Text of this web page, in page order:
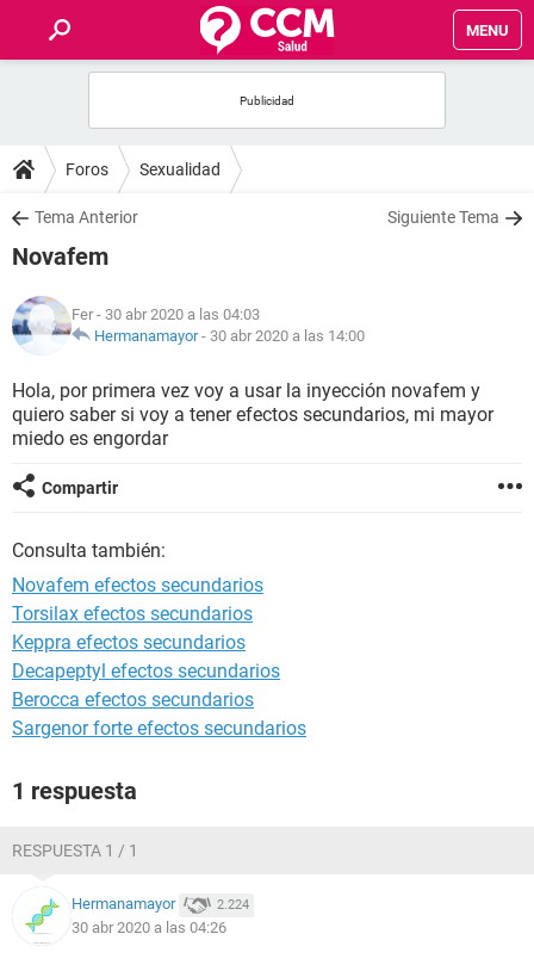
MENU
FOROS
SALUD
NUTRICIÓN
BIENESTAR
Foros Sexualidad
Tema Anterior Siguiente Tema
Novafem
Fer - 30 abr 2020 a las 04:03
Hermanamayor- 30 abr 2020 a las 14:00
Hola, por primera vez voy a usar la inyección novafem y
quiero saber si voy a tener efectos secundarios, mi mayor
miedo es engordar
Compartir
Consulta también:
Novafem efectos secundarios
Torsilax efectos secundarios
Keppra efectos secundarios
Decapeptyl efectos secundarios
Berocca efectos secundarios
Sargenor forte efectos secundarios
1 respuesta
RESPUESTA 1 / 1
Hermanamayor 2.224
30 abr 2020 a las 04:26